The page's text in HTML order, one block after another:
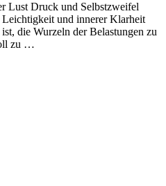
Lust Druck und Selbstzweifel
und innerer Klarheit
die Wurzeln der Belastungen zu
zu …